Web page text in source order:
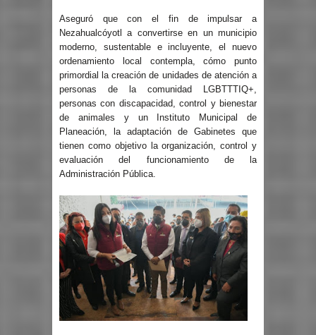
Aseguró que con el fin de impulsar a
Nezahualcóyotl a convertirse en un municipio
moderno, sustentable e incluyente, el nuevo
ordenamiento local contempla, cómo punto
primordial la creación de unidades de atención a
personas de la comunidad LGBTTTIQ+,
personas con discapacidad, control y bienestar
de animales y un Instituto Municipal de
Planeación, la adaptación de Gabinetes que
tienen como objetivo la organización, control y
evaluación del funcionamiento de la
Administración Pública.